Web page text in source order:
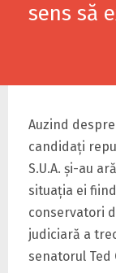
sens să
Auzind
candidaţi
S.U.A. şi-au
situaţia ei
conservatori
judiciară a
senatorul Ted